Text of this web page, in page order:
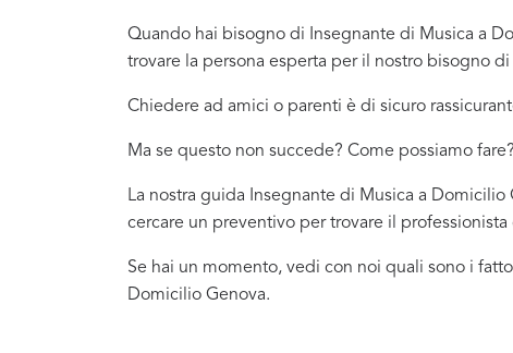
Quando hai bisogno di Insegnante di Musica a
trovare la persona esperta per il nostro bisogno
Chiedere ad amici o parenti è di sicuro
Ma se questo non succede? Come possiamo fare?
La nostra guida Insegnante di Musica a
cercare un preventivo per trovare il
Se hai un momento, vedi con noi quali sono i
Domicilio Genova.